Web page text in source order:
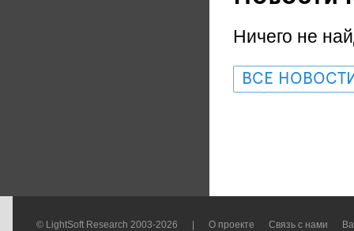
Ничего не
ВСЕ
© LightSoft Research 2003-2026 О проекте Связь с нами